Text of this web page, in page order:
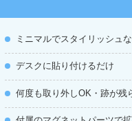
ミニマルでスタイリッシュ
デスクに貼り付けるだけ
何度も取り外しOK・跡が残